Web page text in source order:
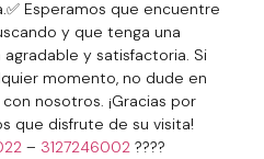
✅Esperamos que encuentre
y que tenga una
y satisfactoria. Si
momento, no dude en
nosotros. ¡Gracias por
que disfrute de su visita!
– 3127246002 ????